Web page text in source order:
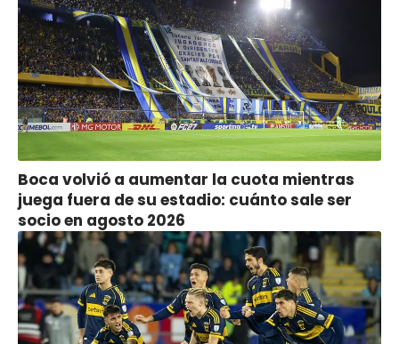
Boca volvió a aumentar la cuota mientras
juega fuera de su estadio: cuánto sale ser
socio en agosto 2026